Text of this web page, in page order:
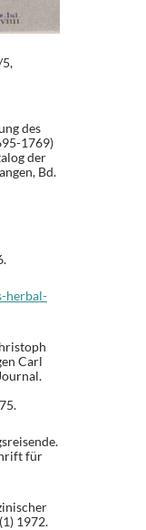
des
1769)
der
Bd.
herbal-
Carl
für
1972.